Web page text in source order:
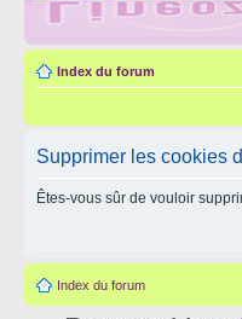
Index du forum
Supprimer les cookies
Êtes-vous sûr de vouloir
Index du forum